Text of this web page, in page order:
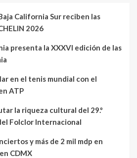
California Sur reciben las
2026
presenta la XXXVI edición de las
en el tenis mundial con el
ATP
la riqueza cultural del 29.º
Folclor Internacional
y más de 2 mil mdp en
CDMX